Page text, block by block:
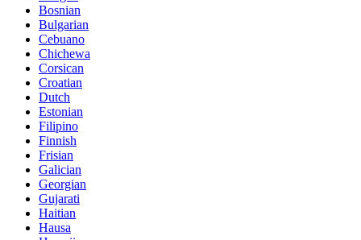
Bosnian
Bulgarian
Cebuano
Chichewa
Corsican
Croatian
Dutch
Estonian
Filipino
Finnish
Frisian
Galician
Georgian
Gujarati
Haitian
Hausa